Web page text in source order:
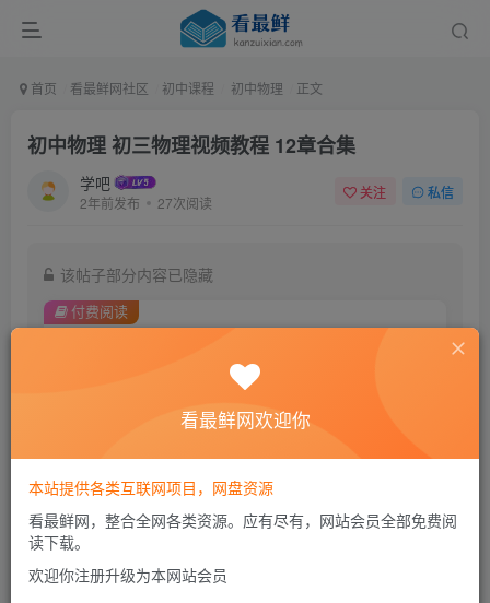
首页 看最鲜网社区 初中课程 初中物理 正文
初中物理 初三物理视频教程 12章合集
学吧
2年前发布 27次阅读
关注 私信
该帖子部分内容已隐藏
付费阅读
8.8
此内容为付费阅读，请付费后查看
初中物理 初二物理视频教程 12章合集
看最鲜网欢迎你
本站提供各类互联网项目，网盘资源
看最鲜网，整合全网各类资源。应有尽有，网站会员全部免费阅
读下载。
欢迎你注册升级为本网站会员